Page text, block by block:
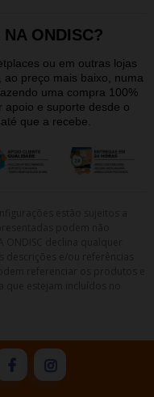
ONDISC?
ou em outras lojas
preço mais baixo, numa
uma compra 100%
apoio e suporte desde o
que a recebe.